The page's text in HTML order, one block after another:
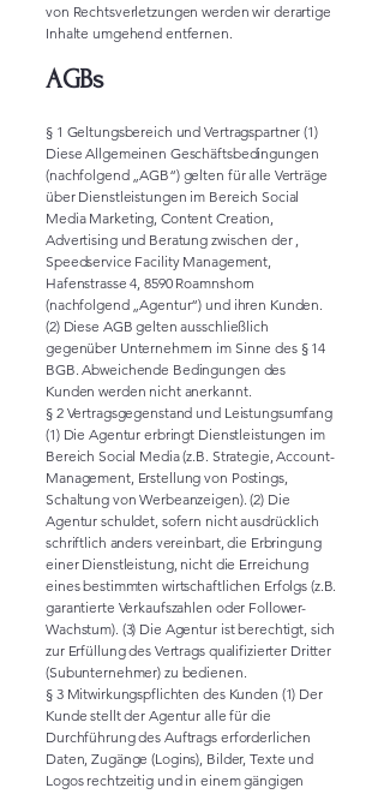
von Rechtsverletzungen werden wir derartige
Inhalte umgehend entfernen.
AGBs
§ 1 Geltungsbereich und Vertragspartner (1)
Diese Allgemeinen Geschäftsbedingungen
(nachfolgend „AGB“) gelten für alle Verträge
über Dienstleistungen im Bereich Social
Media Marketing, Content Creation,
Advertising und Beratung zwischen der ,
Speedservice Facility Management,
Hafenstrasse 4, 8590 Roamnshorn
(nachfolgend „Agentur“) und ihren Kunden.
(2) Diese AGB gelten ausschließlich
gegenüber Unternehmern im Sinne des § 14
BGB. Abweichende Bedingungen des
Kunden werden nicht anerkannt.
§ 2 Vertragsgegenstand und Leistungsumfang
(1) Die Agentur erbringt Dienstleistungen im
Bereich Social Media (z.B. Strategie, Account-
Management, Erstellung von Postings,
Schaltung von Werbeanzeigen). (2) Die
Agentur schuldet, sofern nicht ausdrücklich
schriftlich anders vereinbart, die Erbringung
einer Dienstleistung, nicht die Erreichung
eines bestimmten wirtschaftlichen Erfolgs (z.B.
garantierte Verkaufszahlen oder Follower-
Wachstum). (3) Die Agentur ist berechtigt, sich
zur Erfüllung des Vertrags qualifizierter Dritter
(Subunternehmer) zu bedienen.
§ 3 Mitwirkungspflichten des Kunden (1) Der
Kunde stellt der Agentur alle für die
Durchführung des Auftrags erforderlichen
Daten, Zugänge (Logins), Bilder, Texte und
Logos rechtzeitig und in einem gängigen